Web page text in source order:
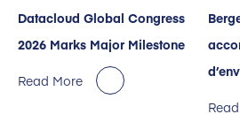
Datacloud Global Congress
2026 Marks Major Milestone
Read More